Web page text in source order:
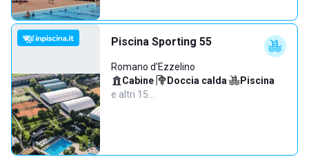
Piscina Sporting 55
Romano d'Ezzelino
Cabine· Doccia calda· Piscina·
e altri 15…